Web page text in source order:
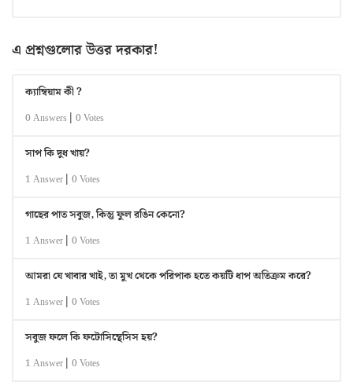
এ প্রশ্নগুলোর উত্তর দরকার!
ক্যাম্বিয়াম কী ?
0 Answers | 0 Votes
সাপ কি দুধ খায়?
1 Answer | 0 Votes
গাছের পাত সবুজ, কিন্তু ফুল রঙিন কেনো?
1 Answer | 0 Votes
আমরা যে খাবার খাই, তা মুখ থেকে পরিপাক হতে কয়টি ধাপ অতিক্রম করে?
1 Answer | 0 Votes
সবুজ ফলে কি ফটোসিন্থেসিস হয়?
1 Answer | 0 Votes